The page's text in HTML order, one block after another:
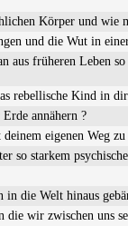
Körper und wie
und die Wut in einer
aus früheren Leben
rebellische Kind in dir.
annähern ?
eigenen Weg
so starkem
die Welt hinaus
wir zwischen uns